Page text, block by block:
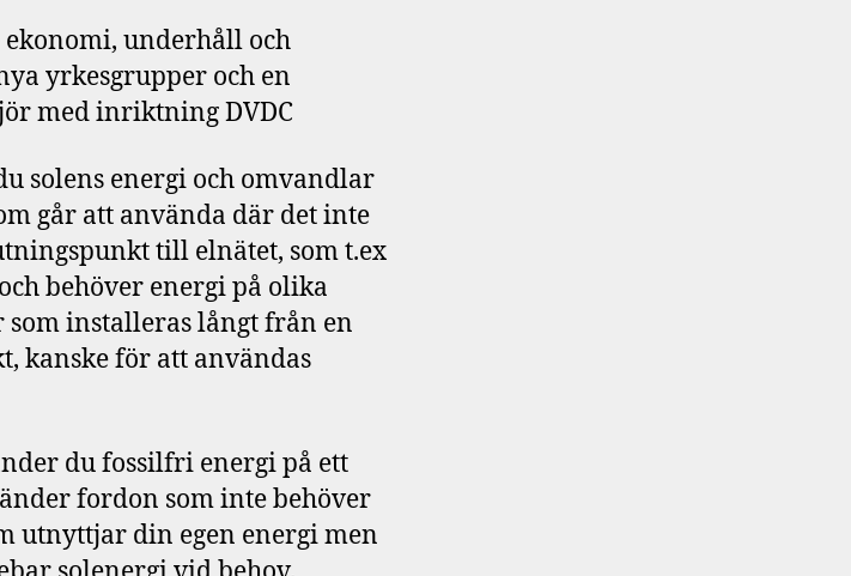
underhåll och
yrkesgrupper och en
med inriktning DVDC
solens energi och omvandlar
går att använda där det inte
till elnätet, som t.ex
behöver energi på olika
som installeras långt från en
kanske för att användas
du fossilfri energi på ett
fordon som inte behöver
utnyttjar din egen energi men